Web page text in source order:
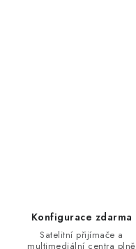
Konfigurace zdarma
Satelitní přijímače a
multimediální centra plně